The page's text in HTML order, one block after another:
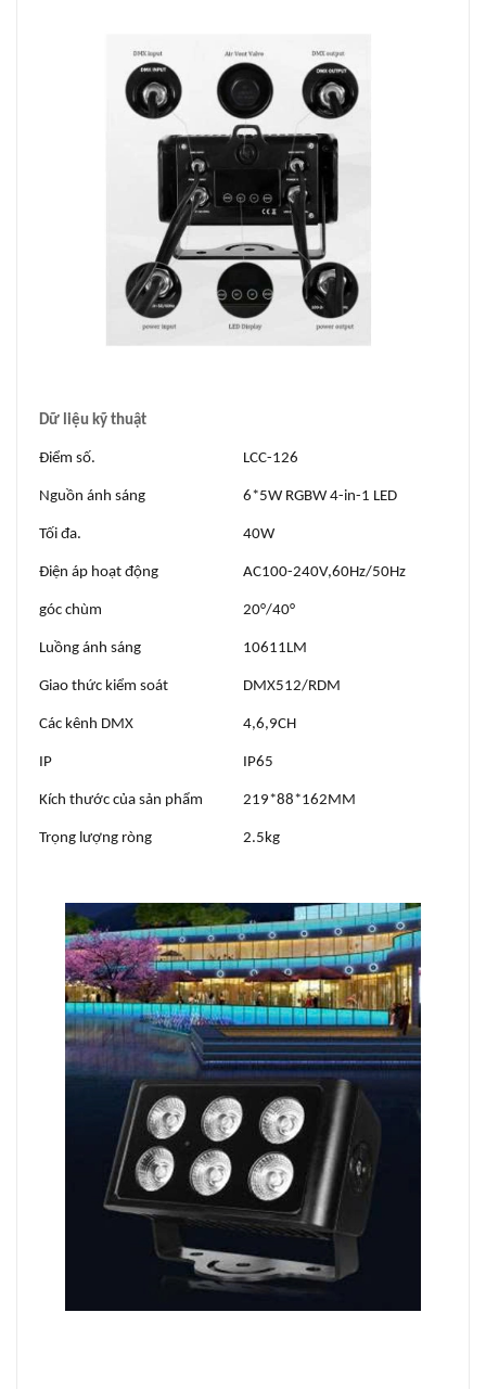
Dữ liệu kỹ thuật
Điểm số. LCC-126
Nguồn ánh sáng 6*5W RGBW 4-in-1 LED
Tối đa. 40W
Điện áp hoạt động AC100-240V,60Hz/50Hz
góc chùm 20°/40°
Luồng ánh sáng 10611LM
Giao thức kiểm soát DMX512/RDM
Các kênh DMX 4,6,9CH
IP IP65
Kích thước của sản phẩm 219*88*162MM
Trọng lượng ròng 2.5kg